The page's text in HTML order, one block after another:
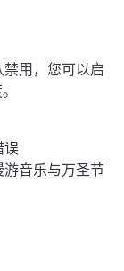
用，您可以启
误
音乐与万圣节